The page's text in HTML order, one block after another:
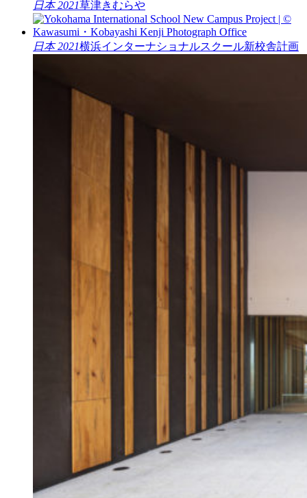
日本 2021草津きむらや
日本 2021横浜インターナショナルスクール新校舎計画